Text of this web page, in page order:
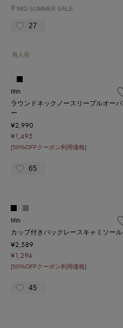
# MID SUMMER SALE
27
再入荷
fifth
ラウンドネックノースリープルオーバ
ー
¥2,990
¥1,495
[50%OFFクーポン利用価格]
65
fifth
カップ付きバックレースキャミソール
¥2,589
¥1,294
[50%OFFクーポン利用価格]
45